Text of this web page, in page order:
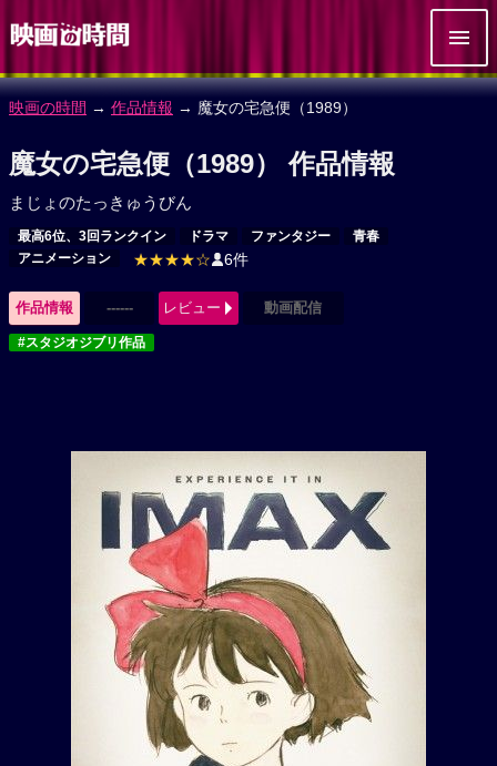
映画の時間 → 作品情報 → 魔女の宅急便（1989）
魔女の宅急便（1989） 作品情報
まじょのたっきゅうびん
最高6位、3回ランクイン ドラマ ファンタジー
青春
アニメーション
★★★★☆ 6件
作品情報 ------ レビュー 動画配信
#スタジオジブリ作品